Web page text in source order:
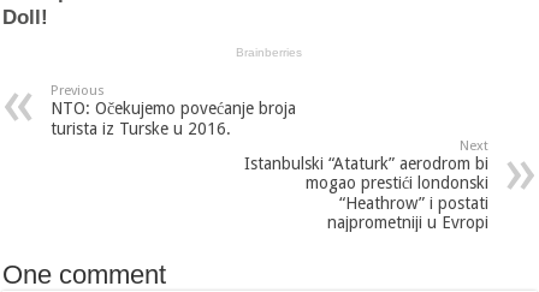
Previous
NTO: Očekujemo povećanje broja
turista iz Turske u 2016.
Next
Istanbulski “Ataturk” aerodrom bi
mogao prestići londonski
“Heathrow” i postati
najprometniji u Evropi
One comment